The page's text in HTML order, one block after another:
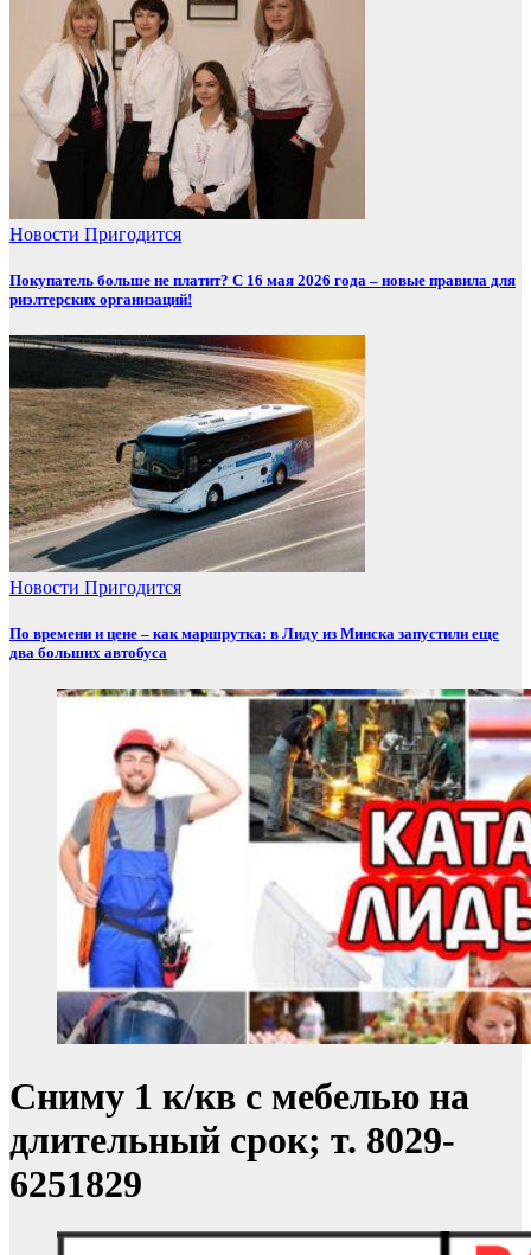
Новости Пригодится
Покупатель больше не платит? С 16 мая 2026 года – новые правила для
риэлтерских организаций!
Новости Пригодится
По времени и цене – как маршрутка: в Лиду из Минска запустили еще
два больших автобуса
Сниму 1 к/кв с мебелью на
длительный срок; т. 8029-
6251829